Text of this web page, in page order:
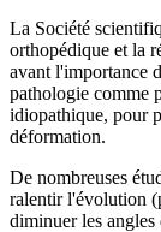
La Société
orthopédique et la
avant l'importance
pathologie comme
idiopathique, pour
déformation.
De nombreuses
ralentir l'évolution
diminuer les